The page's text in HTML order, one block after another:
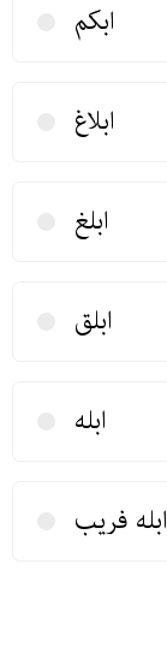
ابكم
ابلاغ
ابلغ
ابلق
ابله
ابله فریب